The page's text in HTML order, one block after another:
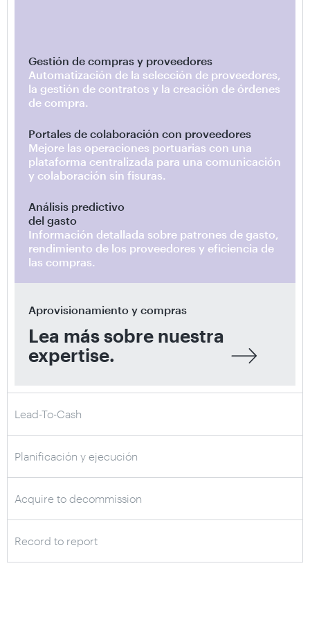
Gestión de compras y proveedores
Automatización de la selección de proveedores,
la gestión de contratos y la creación de órdenes
de compra.
Portales de colaboración con proveedores
Mejore las operaciones portuarias con una
plataforma centralizada para una comunicación
y colaboración sin fisuras.
Análisis predictivo
del gasto
Información detallada sobre patrones de gasto,
rendimiento de los proveedores y eficiencia de
las compras.
Aprovisionamiento y compras
Lea más sobre nuestra
expertise.
Lead-To-Cash
Planificación y ejecución
Acquire to decommission
Record to report